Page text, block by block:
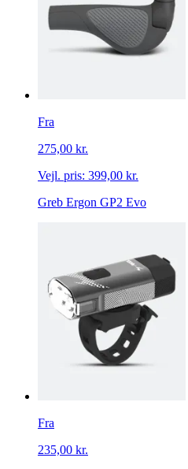
Fra
275,00 kr.
Vejl. pris: 399,00 kr.
Greb Ergon GP2 Evo
Fra
235,00 kr.